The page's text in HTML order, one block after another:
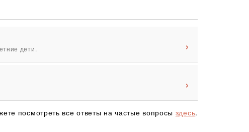
дети.
посмотреть все ответы на частые вопросы здесь.